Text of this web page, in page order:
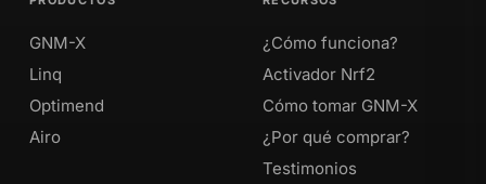
GNM-X
Linq
Optimend
Airo
¿Cómo funciona?
Activador Nrf2
Cómo tomar GNM-X
¿Por qué comprar?
Testimonios